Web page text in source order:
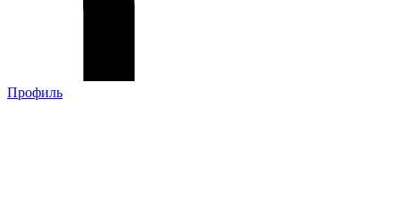
Профиль